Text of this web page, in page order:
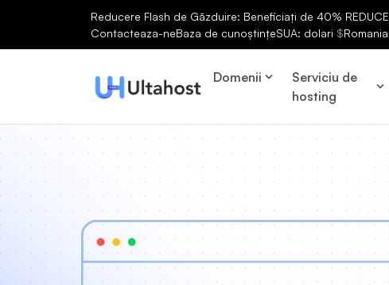
Reducere Flash de Găzduire: Beneficiați de 40%
Contacteaza-neBaza de cunoștințeSUA: dolari $
Domenii
Serviciu de
hosting